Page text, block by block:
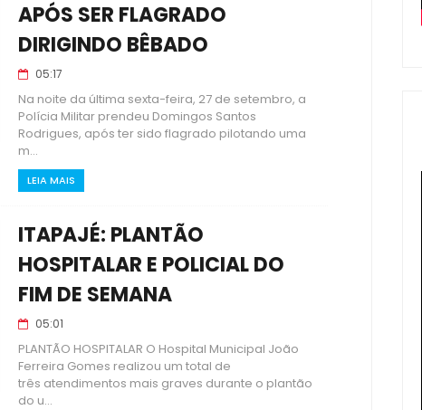
APÓS SER FLAGRADO
DIRIGINDO BÊBADO
05:17
Na noite da última sexta-feira, 27 de setembro, a
Polícia Militar prendeu Domingos Santos
Rodrigues, após ter sido flagrado pilotando uma
m...
LEIA MAIS
ITAPAJÉ: PLANTÃO
HOSPITALAR E POLICIAL DO
FIM DE SEMANA
05:01
PLANTÃO HOSPITALAR O Hospital Municipal João
Ferreira Gomes realizou um total de
três atendimentos mais graves durante o plantão
do u...